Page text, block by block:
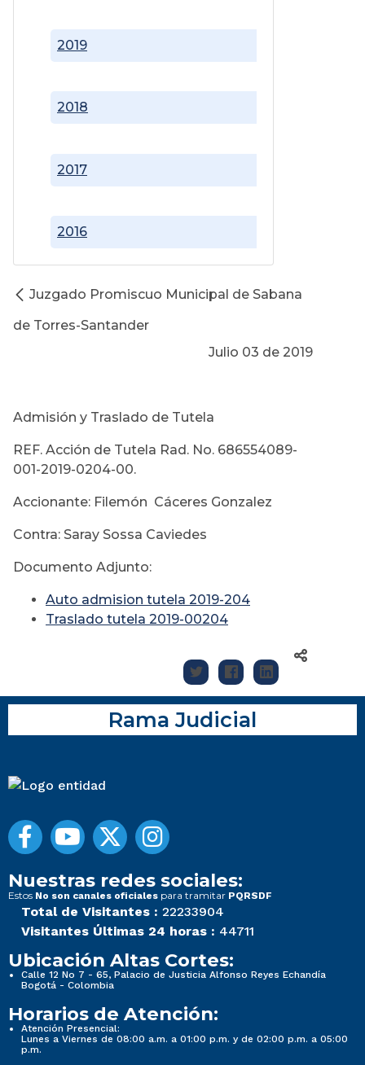
2016
2017
2018
2019
Juzgado Promiscuo Municipal de Sabana
de Torres-Santander
Julio 03 de 2019
Admisión y Traslado de Tutela
REF. Acción de Tutela Rad. No. 686554089-
001-2019-0204-00.
Accionante: Filemón Cáceres Gonzalez
Contra: Saray Sossa Caviedes
Documento Adjunto:
Auto admision tutela 2019-204
Traslado tutela 2019-00204
Rama Judicial
Nuestras redes sociales:
Estos No son canales oficiales para tramitar PQRSDF
Total de Visitantes : 22233904
Visitantes Últimas 24 horas : 44711
Ubicación Altas Cortes:
Calle 12 No 7 - 65, Palacio de Justicia Alfonso Reyes Echandía
Bogotá - Colombia
Horarios de Atención:
Atención Presencial:
Lunes a Viernes de 08:00 a.m. a 01:00 p.m. y de 02:00 p.m. a 05:00
p.m.